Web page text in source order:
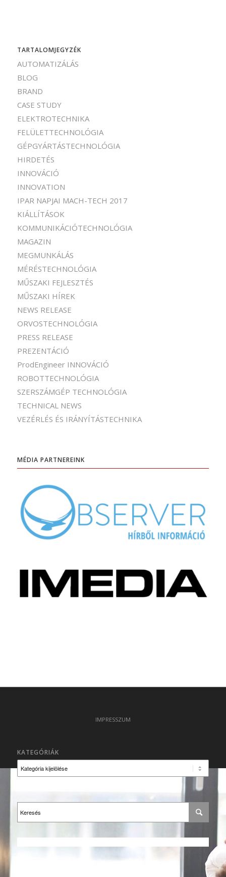
TARTALOMJEGYZÉK
AUTOMATIZÁLÁS
BLOG
BRAND
CASE STUDY
ELEKTROTECHNIKA
FELÜLETTECHNOLÓGIA
GÉPGYÁRTÁSTECHNOLÓGIA
HIRDETÉS
INNOVÁCIÓ
INNOVATION
IPAR NAPJAI MACH-TECH 2017
KIÁLLÍTÁSOK
KOMMUNIKÁCIÓTECHNOLÓGIA
MAGAZIN
MEGMUNKÁLÁS
MÉRÉSTECHNOLÓGIA
MŰSZAKI FEJLESZTÉS
MŰSZAKI HÍREK
NEWS RELEASE
ORVOSTECHNOLÓGIA
PRESS RELEASE
PREZENTÁCIÓ
ProdEngineer INNOVÁCIÓ
ROBOTTECHNOLÓGIA
SZERSZÁMGÉP TECHNOLÓGIA
TECHNICAL NEWS
VEZÉRLÉS ÉS IRÁNYÍTÁSTECHNIKA
MÉDIA PARTNEREINK
IMPRESSZUM
KATEGÓRIÁK